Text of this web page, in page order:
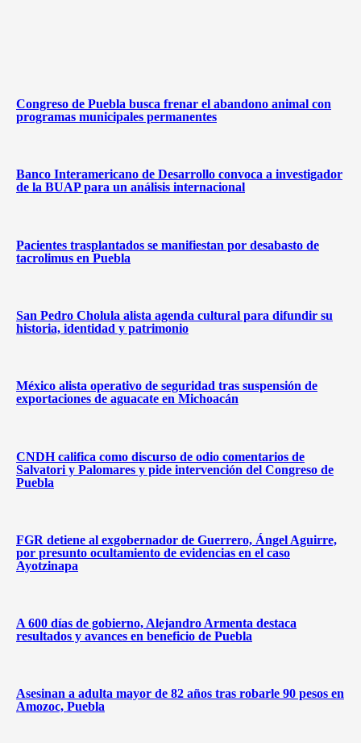
Congreso de Puebla busca frenar el abandono animal con
programas municipales permanentes
Banco Interamericano de Desarrollo convoca a investigador
de la BUAP para un análisis internacional
Pacientes trasplantados se manifiestan por desabasto de
tacrolimus en Puebla
San Pedro Cholula alista agenda cultural para difundir su
historia, identidad y patrimonio
México alista operativo de seguridad tras suspensión de
exportaciones de aguacate en Michoacán
CNDH califica como discurso de odio comentarios de
Salvatori y Palomares y pide intervención del Congreso de
Puebla
FGR detiene al exgobernador de Guerrero, Ángel Aguirre,
por presunto ocultamiento de evidencias en el caso
Ayotzinapa
A 600 días de gobierno, Alejandro Armenta destaca
resultados y avances en beneficio de Puebla
Asesinan a adulta mayor de 82 años tras robarle 90 pesos en
Amozoc, Puebla